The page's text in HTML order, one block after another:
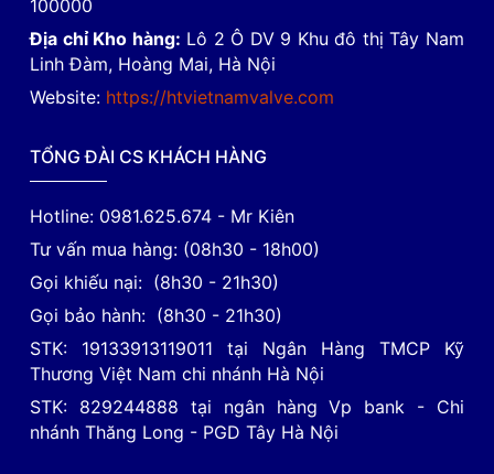
100000
Địa chỉ Kho hàng: Lô 2 Ô DV 9 Khu đô thị Tây Nam
Linh Đàm, Hoàng Mai, Hà Nội
Website: https://htvietnamvalve.com
TỔNG ĐÀI CS KHÁCH HÀNG
Hotline: 0981.625.674 - Mr Kiên
Tư vấn mua hàng: (08h30 - 18h00)
Gọi khiếu nại: (8h30 - 21h30)
Gọi bảo hành: (8h30 - 21h30)
STK: 19133913119011 tại Ngân Hàng TMCP Kỹ
Thương Việt Nam chi nhánh Hà Nội
STK: 829244888 tại ngân hàng Vp bank - Chi
nhánh Thăng Long - PGD Tây Hà Nội